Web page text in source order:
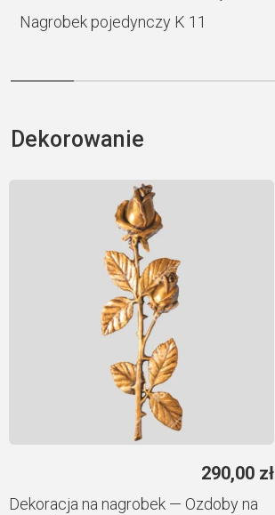
Nagrobek pojedynczy K 11
Dekorowanie
290,00 zł
Dekoracja na nagrobek — Ozdoby na